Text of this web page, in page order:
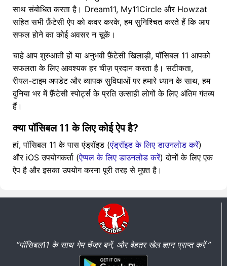
साथ संबोधित करता है। Dream11, My11Circle और Howzat
सहित सभी फ़ैंटेसी ऐप को कवर करके, हम सुनिश्चित करते हैं कि आप
सफल होने का कोई अवसर न चूकें।
चाहे आप शुरुआती हों या अनुभवी फ़ैंटेसी खिलाड़ी, पॉसिबल 11 आपको
सफलता के लिए आवश्यक हर चीज़ प्रदान करता है। सटीकता,
रीयल-टाइम अपडेट और व्यापक सुविधाओं पर हमारे ध्यान के साथ, हम
दुनिया भर में फ़ैंटेसी स्पोर्ट्स के प्रति उत्साही लोगों के लिए अंतिम गंतव्य
हैं।
क्या पॉसिबल 11 के लिए कोई ऐप है?
हां, पॉसिबल 11 के पास एंड्रॉइड (एंड्रॉइड के लिए डाउनलोड करें)
और iOS उपयोगकर्ता (ऐप्पल के लिए डाउनलोड करें) दोनों के लिए एक
ऐप है और इसका उपयोग करना पूरी तरह से मुफ़्त है।
“पॉसिबल11 के साथ गेम चेंजर बनें, और बेहतर खेल ज्ञान प्राप्त करें ”